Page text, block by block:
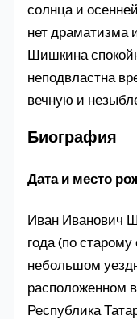
солнца и
нет драматизма
Шишкина
неподвластна
вечную и
Биография
Дата и место
Иван Иванович
года (по
небольшом
расположенном
Республика